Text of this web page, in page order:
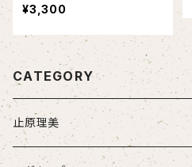
¥3,300
CATEGORY
止原理美